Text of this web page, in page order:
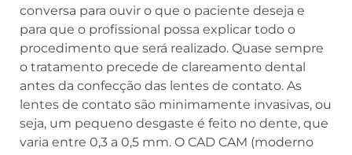
conversa para ouvir o que o paciente deseja e
para que o profissional possa explicar todo o
procedimento que será realizado. Quase sempre
o tratamento precede de clareamento dental
antes da confecção das lentes de contato. As
lentes de contato são minimamente invasivas, ou
seja, um pequeno desgaste é feito no dente, que
varia entre 0,3 a 0,5 mm. O CAD CAM (moderno